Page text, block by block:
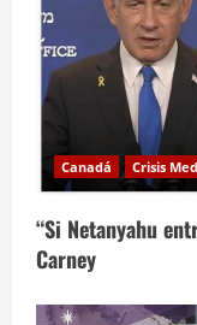
Canadá Crisis
“Si Netanyahu
Carney